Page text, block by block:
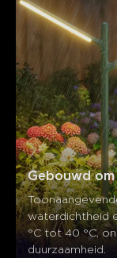
Gebouwd
waterdichtheid
°C tot 40 °C,
duurzaamheid.
Klanten
Samenvatting：
AI-